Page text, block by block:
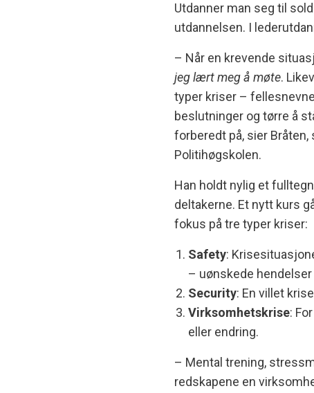
Utdanner man seg til
utdannelsen. I
– Når en krevende
jeg lært meg å møte.
typer kriser –
beslutninger og tørre å
forberedt på, sier
Politihøgskolen.
Han holdt nylig et
deltakerne. Et nytt kurs
fokus på tre typer kriser:
Safety:
– uønskede
Security: En villet
Virksomhetskrise:
eller endring.
– Mental trening,
redskapene en